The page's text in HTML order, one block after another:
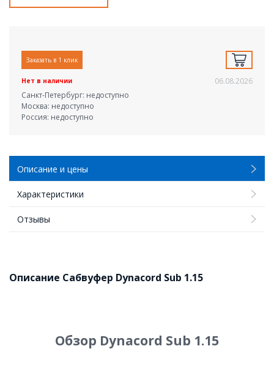
Заказать в 1 клик
Нет в наличии
06.08.2026
Санкт-Петербург: недоступно
Москва: недоступно
Россия: недоступно
Описание и цены
Характеристики
Отзывы
Описание Сабвуфер Dynacord Sub 1.15
Обзор Dynacord Sub 1.15